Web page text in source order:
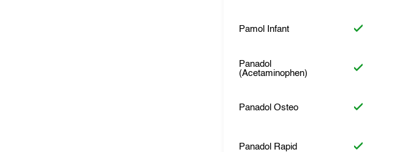
Pamol Infant
Panadol
(Acetaminophen)
Panadol Osteo
Panadol Rapid